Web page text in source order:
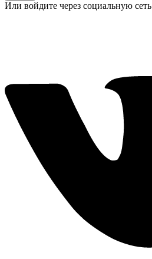
Или войдите через социальную сеть